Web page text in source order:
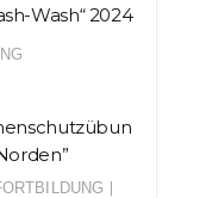
Wash“ 2024